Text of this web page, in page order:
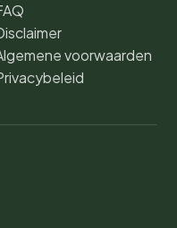
voorwaarden